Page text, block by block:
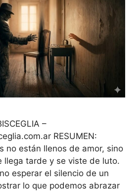
–
RESUMEN:
no están llenos de amor, sino
llega tarde y se viste de luto.
esperar el silencio de un
lo que podemos abrazar